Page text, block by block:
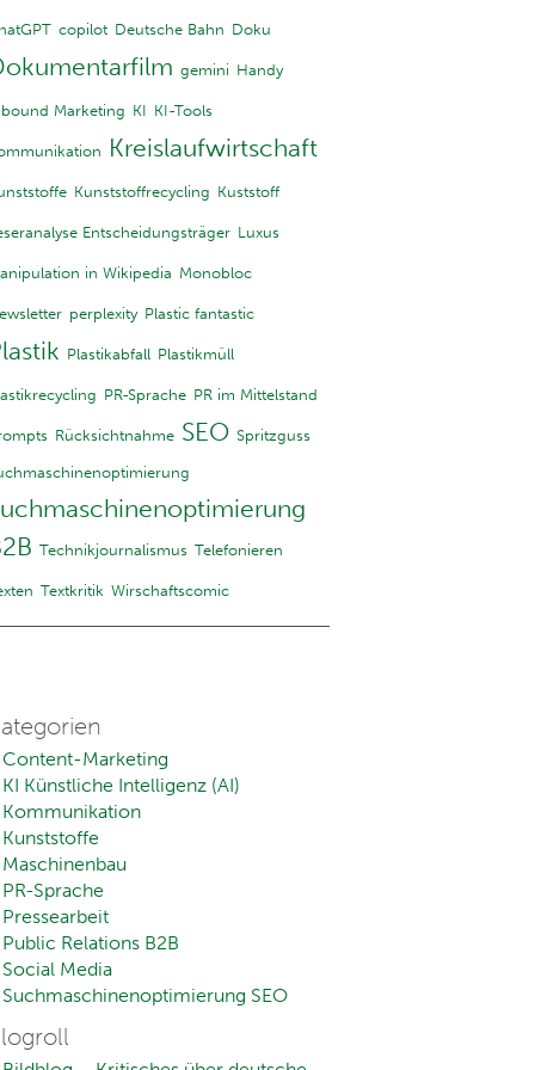
copilot Deutsche Bahn Doku
gemini Handy
Marketing KI KI-Tools
Kreislaufwirtschaft
Kunststoffrecycling Kuststoff
Entscheidungsträger Luxus
in Wikipedia Monobloc
perplexity Plastic fantastic
Plastikabfall Plastikmüll
PR-Sprache PR im Mittelstand
Rücksichtnahme SEO Spritzguss
Technikjournalismus Telefonieren
Textkritik Wirschaftscomic
Content-Marketing
KI Künstliche Intelligenz (AI)
Kommunikation
Kunststoffe
Maschinenbau
PR-Sprache
Pressearbeit
Public Relations B2B
Social Media
Suchmaschinenoptimierung SEO